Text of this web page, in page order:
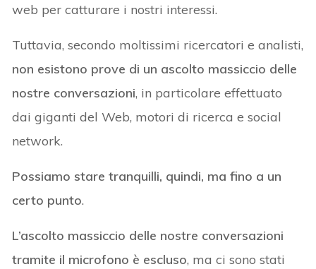
web per catturare i nostri interessi.
Tuttavia, secondo moltissimi ricercatori e analisti,
non esistono prove di un ascolto massiccio delle
nostre conversazioni, in particolare effettuato
dai giganti del Web, motori di ricerca e social
network.
Possiamo stare tranquilli, quindi, ma fino a un
certo punto.
L’ascolto massiccio delle nostre conversazioni
tramite il microfono è escluso, ma ci sono stati